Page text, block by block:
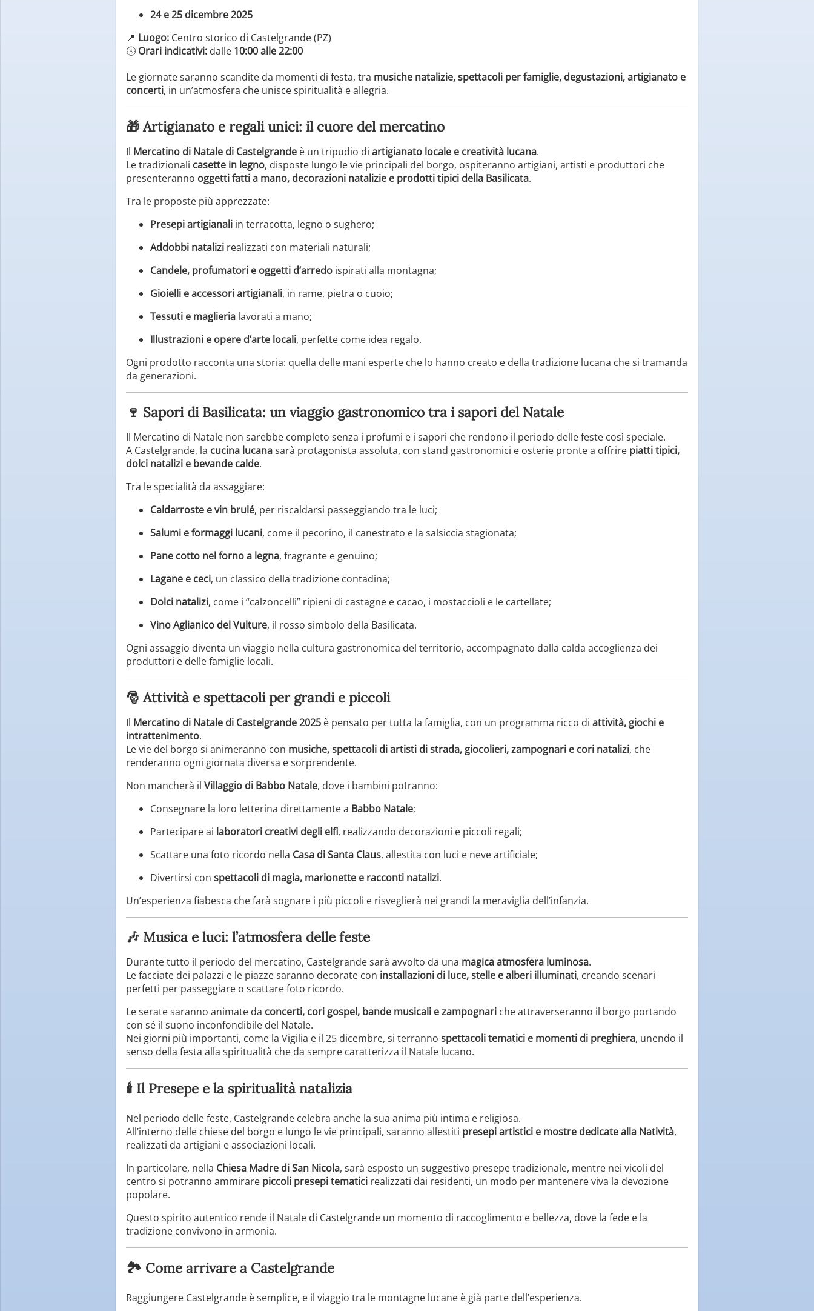
24 e 25 dicembre 2025
📍 Luogo: Centro storico di Castelgrande (PZ)
🕓 Orari indicativi: dalle 10:00 alle 22:00
Le giornate saranno scandite da momenti di festa, tra musiche natalizie, spettacoli per famiglie, degustazioni, artigianato e
concerti, in un’atmosfera che unisce spiritualità e allegria.
🎁 Artigianato e regali unici: il cuore del mercatino
Il Mercatino di Natale di Castelgrande è un tripudio di artigianato locale e creatività lucana.
Le tradizionali casette in legno, disposte lungo le vie principali del borgo, ospiteranno artigiani, artisti e produttori che
presenteranno oggetti fatti a mano, decorazioni natalizie e prodotti tipici della Basilicata.
Tra le proposte più apprezzate:
Presepi artigianali in terracotta, legno o sughero;
Addobbi natalizi realizzati con materiali naturali;
Candele, profumatori e oggetti d’arredo ispirati alla montagna;
Gioielli e accessori artigianali, in rame, pietra o cuoio;
Tessuti e maglieria lavorati a mano;
Illustrazioni e opere d’arte locali, perfette come idea regalo.
Ogni prodotto racconta una storia: quella delle mani esperte che lo hanno creato e della tradizione lucana che si tramanda
da generazioni.
🍷 Sapori di Basilicata: un viaggio gastronomico tra i sapori del Natale
Il Mercatino di Natale non sarebbe completo senza i profumi e i sapori che rendono il periodo delle feste così speciale.
A Castelgrande, la cucina lucanasarà protagonista assoluta, con stand gastronomici e osterie pronte a offrire piatti tipici,
dolci natalizi e bevande calde.
Tra le specialità da assaggiare:
Caldarroste e vin brulé, per riscaldarsi passeggiando tra le luci;
Salumi e formaggi lucani, come il pecorino, il canestrato e la salsiccia stagionata;
Pane cotto nel forno a legna, fragrante e genuino;
Lagane e ceci, un classico della tradizione contadina;
Dolci natalizi, come i “calzoncelli” ripieni di castagne e cacao, i mostaccioli e le cartellate;
Vino Aglianico del Vulture, il rosso simbolo della Basilicata.
Ogni assaggio diventa un viaggio nella cultura gastronomica del territorio, accompagnato dalla calda accoglienza dei
produttori e delle famiglie locali.
🎅 Attività e spettacoli per grandi e piccoli
Il Mercatino di Natale di Castelgrande 2025 è pensato per tutta la famiglia, con un programma ricco di attività, giochi e
intrattenimento.
Le vie del borgo si animeranno con musiche, spettacoli di artisti di strada, giocolieri, zampognari e cori natalizi, che
renderanno ogni giornata diversa e sorprendente.
Non mancherà il Villaggio di Babbo Natale, dove i bambini potranno:
Consegnare la loro letterina direttamente a Babbo Natale;
Partecipare ai laboratori creativi degli elfi, realizzando decorazioni e piccoli regali;
Scattare una foto ricordo nella Casa di Santa Claus, allestita con luci e neve artificiale;
Divertirsi con spettacoli di magia, marionette e racconti natalizi.
Un’esperienza fiabesca che farà sognare i più piccoli e risveglierà nei grandi la meraviglia dell’infanzia.
🎶 Musica e luci: l’atmosfera delle feste
Durante tutto il periodo del mercatino, Castelgrande sarà avvolto da una magica atmosfera luminosa.
Le facciate dei palazzi e le piazze saranno decorate con installazioni di luce, stelle e alberi illuminati, creando scenari
perfetti per passeggiare o scattare foto ricordo.
Le serate saranno animate da concerti, cori gospel, bande musicali e zampognari che attraverseranno il borgo portando
con sé il suono inconfondibile del Natale.
Nei giorni più importanti, come la Vigilia e il 25 dicembre, si terranno spettacoli tematici e momenti di preghiera, unendo il
senso della festa alla spiritualità che da sempre caratterizza il Natale lucano.
🕯️ Il Presepe e la spiritualità natalizia
Nel periodo delle feste, Castelgrande celebra anche la sua anima più intima e religiosa.
All’interno delle chiese del borgo e lungo le vie principali, saranno allestiti presepi artistici e mostre dedicate alla Natività,
realizzati da artigiani e associazioni locali.
In particolare, nella Chiesa Madre di San Nicola, sarà esposto un suggestivo presepe tradizionale, mentre nei vicoli del
centro si potranno ammirare piccoli presepi tematici realizzati dai residenti, un modo per mantenere viva la devozione
popolare.
Questo spirito autentico rende il Natale di Castelgrande un momento di raccoglimento e bellezza, dove la fede e la
tradizione convivono in armonia.
🏞️ Come arrivare a Castelgrande
Raggiungere Castelgrande è semplice, e il viaggio tra le montagne lucane è già parte dell’esperienza.